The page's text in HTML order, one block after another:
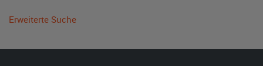
Erweiterte Suche